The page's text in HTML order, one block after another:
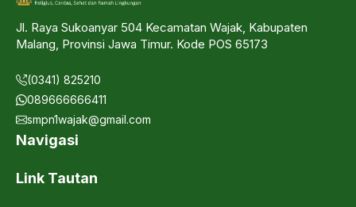
Jl. Raya Sukoanyar 504 Kecamatan Wajak, Kabupaten
Malang, Provinsi Jawa Timur. Kode POS 65173
(0341) 825210
089666666411
smpn1wajak@gmail.com
Navigasi
Link Tautan